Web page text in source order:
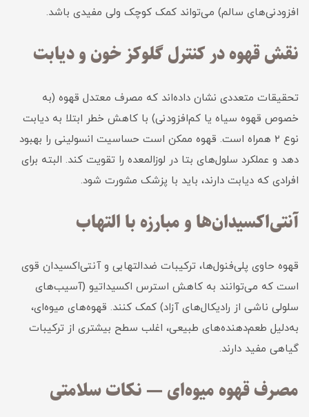
افزودنی‌های سالم) می‌تواند کمک کوچک ولی مفیدی باشد.
نقش قهوه در کنترل گلوکز خون و دیابت
تحقیقات متعددی نشان داده‌اند که مصرف معتدل قهوه (به
خصوص قهوه سیاه یا کم‌افزودنی) با کاهش خطر ابتلا به دیابت
نوع ۲ همراه است. قهوه ممکن است حساسیت انسولینی را بهبود
دهد و عملکرد سلول‌های بتا در لوزالمعده را تقویت کند. البته برای
افرادی که دیابت دارند، باید با پزشک مشورت شود.
آنتی‌اکسیدان‌ها و مبارزه با التهاب
قهوه حاوی پلی‌فنول‌ها، ترکیبات ضدالتهابی و آنتی‌اکسیدان قوی
است که می‌توانند به کاهش استرس اکسیداتیو (آسیب‌های
سلولی ناشی از رادیکال‌های آزاد) کمک کنند. قهوه‌های میوه‌ای،
به‌دلیل طعم‌دهنده‌های طبیعی، اغلب سطح بیشتری از ترکیبات
گیاهی مفید دارند.
مصرف قهوه میوه‌ای — نکات سلامتی